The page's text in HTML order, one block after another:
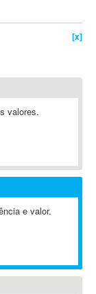
[x]
valores.
e valor.